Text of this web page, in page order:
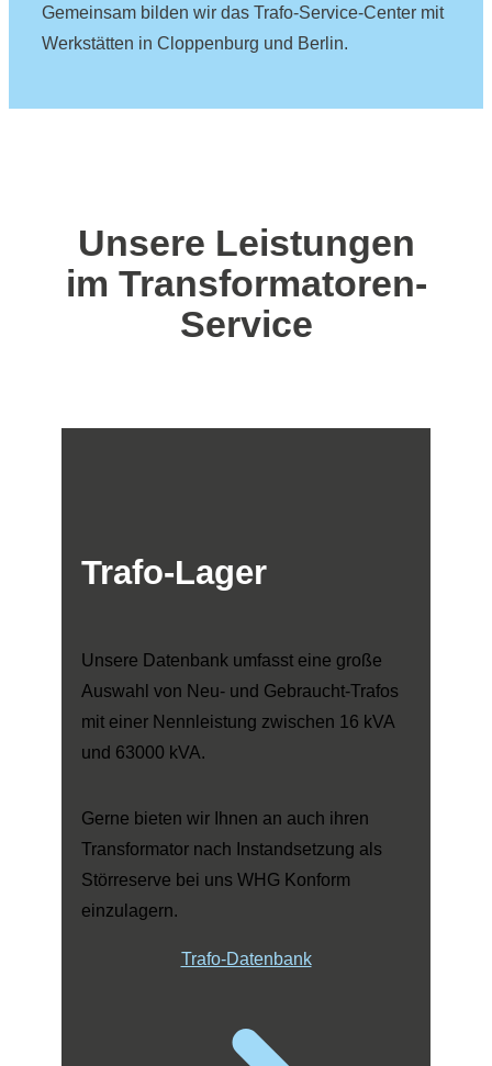
Gemeinsam bilden wir das Trafo-Service-Center mit
Werkstätten in Cloppenburg und Berlin.
Unsere Leistungen
im Transformatoren-
Service
Trafo-Lager
Unsere Datenbank umfasst eine große
Auswahl von Neu- und Gebraucht-Trafos
mit einer Nennleistung zwischen 16 kVA
und 63000 kVA.
Gerne bieten wir Ihnen an auch ihren
Transformator nach Instandsetzung als
Störreserve bei uns WHG Konform
einzulagern.
Trafo-Datenbank